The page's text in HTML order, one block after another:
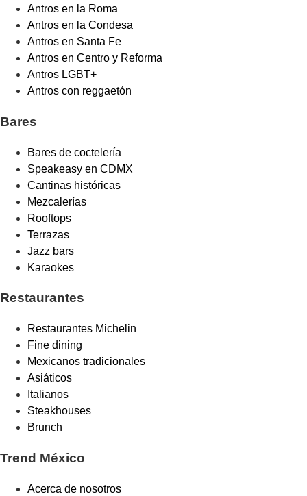
Antros en la Roma
Antros en la Condesa
Antros en Santa Fe
Antros en Centro y Reforma
Antros LGBT+
Antros con reggaetón
Bares
Bares de coctelería
Speakeasy en CDMX
Cantinas históricas
Mezcalerías
Rooftops
Terrazas
Jazz bars
Karaokes
Restaurantes
Restaurantes Michelin
Fine dining
Mexicanos tradicionales
Asiáticos
Italianos
Steakhouses
Brunch
Trend México
Acerca de nosotros